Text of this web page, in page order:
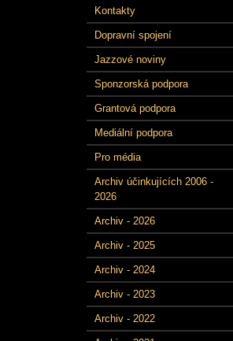
Kontakty
Dopravní spojení
Jazzové noviny
Sponzorská podpora
Grantová podpora
Mediální podpora
Pro média
Archiv účinkujících 2006 -
2026
Archiv - 2026
Archiv - 2025
Archiv - 2024
Archiv - 2023
Archiv - 2022